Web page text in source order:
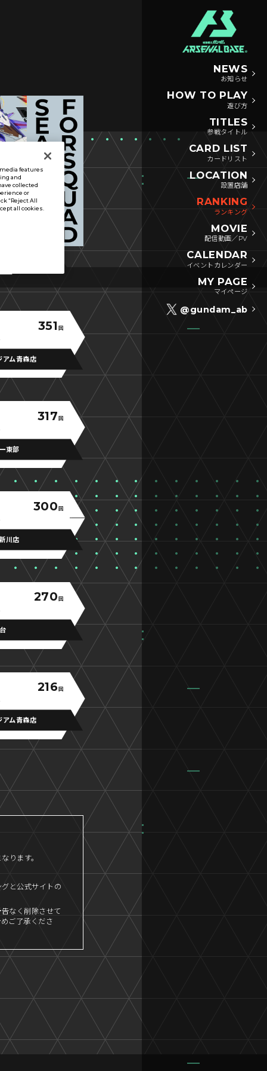
NEWS
お知らせ
HOW TO PLAY
遊び方
TITLES
参戦タイトル
CARD LIST
カードリスト
LOCATION
設置店舗
RANKING
ランキング
MOVIE
配信動画／PV
CALENDAR
イベントカレンダー
MY PAGE
マイページ
@gundam_ab
351回
アム青森店
317回
東部
300回
川店
270回
216回
アム青森店
ります。
と公式サイトの
なく削除させて
ご了承くださ
features
and
collected
or
“Reject All
all cookies.